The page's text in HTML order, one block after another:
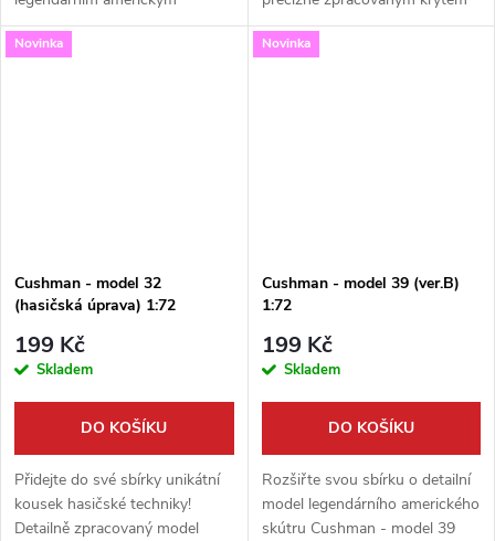
samopalem! Tento vysoce
detailní model Thomson
periskopu od značky Firma49.
Tento detailní díl z 3D tisku
Novinka
Cushman - model 32
(hasičská úprava) 1:72
199 Kč
Skladem
DO KOŠÍKU
Přidejte do své sbírky unikátní
kousek hasičské techniky!
Detailně zpracovaný model
Novinka
Cushman - model 39 (ver.B)
1:72
199 Kč
Skladem
DO KOŠÍKU
Rozšiřte svou sbírku o detailní
model legendárního amerického
skútru Cushman - model 39